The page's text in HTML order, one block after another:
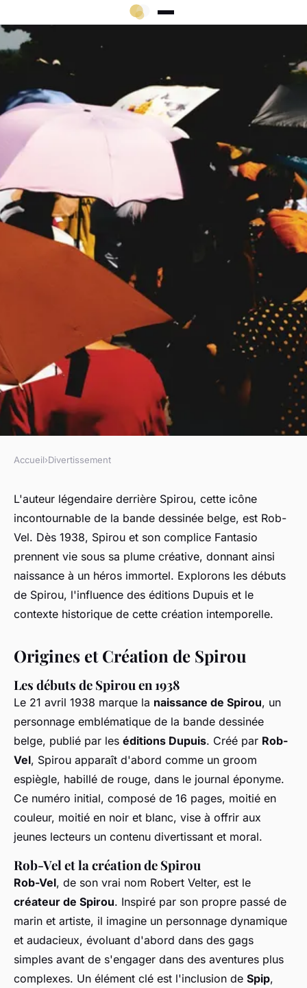
Découvrons qui a créé spirou:
histoire et origine
Noé•25 juillet 2024•3 min de lecture
Accueil›Divertissement
L'auteur légendaire derrière Spirou, cette icône
incontournable de la bande dessinée belge, est Rob-
Vel. Dès 1938, Spirou et son complice Fantasio
prennent vie sous sa plume créative, donnant ainsi
naissance à un héros immortel. Explorons les débuts
de Spirou, l'influence des éditions Dupuis et le
contexte historique de cette création intemporelle.
Origines et Création de Spirou
Les débuts de Spirou en 1938
Le 21 avril 1938 marque la naissance de Spirou, un
personnage emblématique de la bande dessinée
belge, publié par les éditions Dupuis. Créé par Rob-
Vel, Spirou apparaît d'abord comme un groom
espiègle, habillé de rouge, dans le journal éponyme.
Ce numéro initial, composé de 16 pages, moitié en
couleur, moitié en noir et blanc, vise à offrir aux
jeunes lecteurs un contenu divertissant et moral.
Rob-Vel et la création de Spirou
Rob-Vel, de son vrai nom Robert Velter, est le
créateur de Spirou. Inspiré par son propre passé de
marin et artiste, il imagine un personnage dynamique
et audacieux, évoluant d'abord dans des gags
simples avant de s'engager dans des aventures plus
complexes. Un élément clé est l'inclusion de Spip,